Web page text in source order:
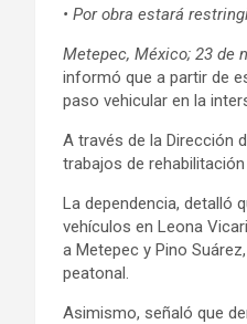
• Por obra estará
Metepec, México; 23 de
informó que a partir de
paso vehicular en la
A través de la Dirección
trabajos de
La dependencia, detalló
vehículos en Leona
a Metepec y Pino
peatonal.
Asimismo, señaló que